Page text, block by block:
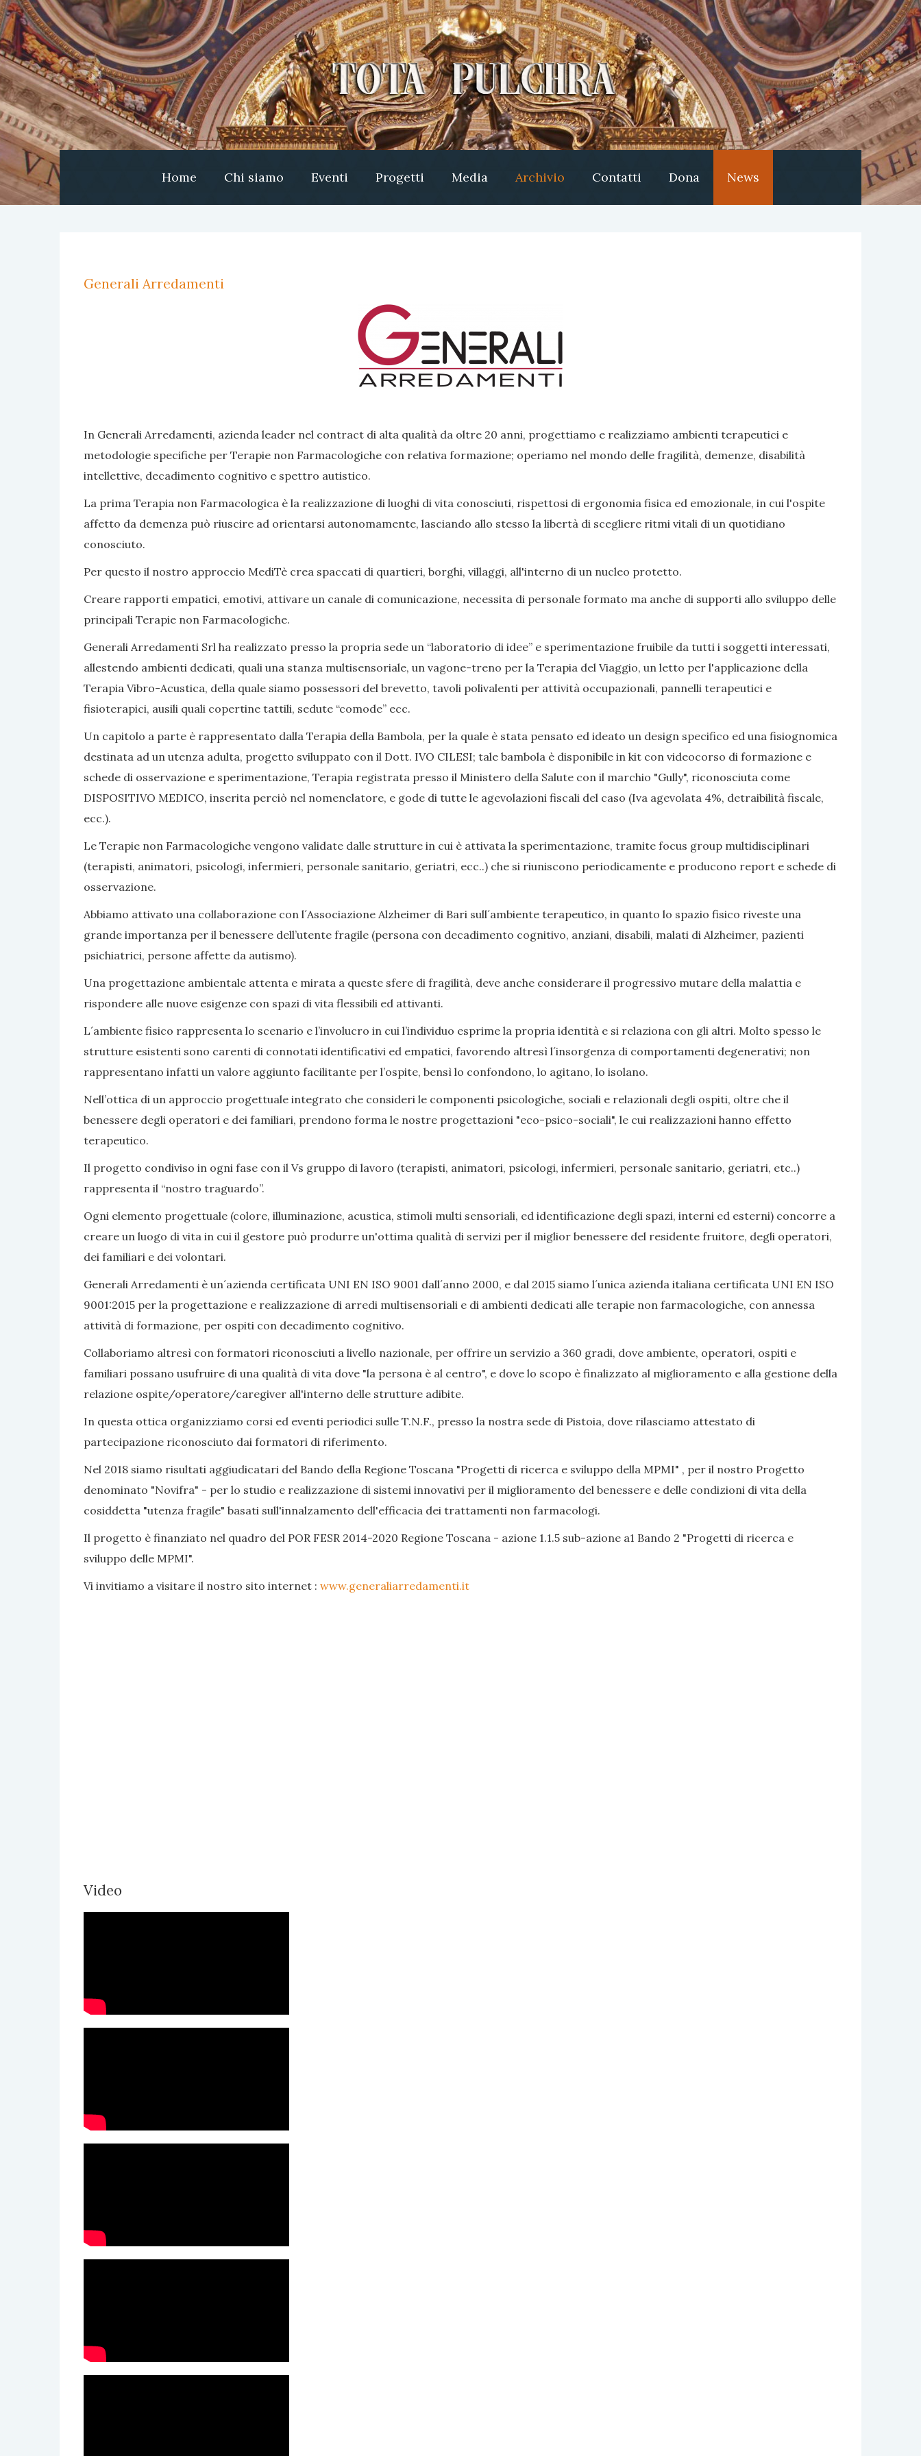
Home Chi siamo Eventi Progetti Media Archivio Contatti Dona News
Generali Arredamenti
In Generali Arredamenti, azienda leader nel contract di alta qualità da oltre 20 anni, progettiamo e realizziamo ambienti terapeutici e
metodologie specifiche per Terapie non Farmacologiche con relativa formazione; operiamo nel mondo delle fragilità, demenze, disabilità
intellettive, decadimento cognitivo e spettro autistico.
La prima Terapia non Farmacologica è la realizzazione di luoghi di vita conosciuti, rispettosi di ergonomia fisica ed emozionale, in cui l'ospite
affetto da demenza può riuscire ad orientarsi autonomamente, lasciando allo stesso la libertà di scegliere ritmi vitali di un quotidiano
conosciuto.
Per questo il nostro approccio MediTè crea spaccati di quartieri, borghi, villaggi, all'interno di un nucleo protetto.
Creare rapporti empatici, emotivi, attivare un canale di comunicazione, necessita di personale formato ma anche di supporti allo sviluppo delle
principali Terapie non Farmacologiche.
Generali Arredamenti Srl ha realizzato presso la propria sede un “laboratorio di idee” e sperimentazione fruibile da tutti i soggetti interessati,
allestendo ambienti dedicati, quali una stanza multisensoriale, un vagone-treno per la Terapia del Viaggio, un letto per l'applicazione della
Terapia Vibro-Acustica, della quale siamo possessori del brevetto, tavoli polivalenti per attività occupazionali, pannelli terapeutici e
fisioterapici, ausili quali copertine tattili, sedute “comode” ecc.
Un capitolo a parte è rappresentato dalla Terapia della Bambola, per la quale è stata pensato ed ideato un design specifico ed una fisiognomica
destinata ad un utenza adulta, progetto sviluppato con il Dott. IVO CILESI; tale bambola è disponibile in kit con videocorso di formazione e
schede di osservazione e sperimentazione, Terapia registrata presso il Ministero della Salute con il marchio "Gully", riconosciuta come
DISPOSITIVO MEDICO, inserita perciò nel nomenclatore, e gode di tutte le agevolazioni fiscali del caso (Iva agevolata 4%, detraibilità fiscale,
ecc.).
Le Terapie non Farmacologiche vengono validate dalle strutture in cui è attivata la sperimentazione, tramite focus group multidisciplinari
(terapisti, animatori, psicologi, infermieri, personale sanitario, geriatri, ecc..) che si riuniscono periodicamente e producono report e schede di
osservazione.
Abbiamo attivato una collaborazione con l´Associazione Alzheimer di Bari sull´ambiente terapeutico, in quanto lo spazio fisico riveste una
grande importanza per il benessere dell’utente fragile (persona con decadimento cognitivo, anziani, disabili, malati di Alzheimer, pazienti
psichiatrici, persone affette da autismo).
Una progettazione ambientale attenta e mirata a queste sfere di fragilità, deve anche considerare il progressivo mutare della malattia e
rispondere alle nuove esigenze con spazi di vita flessibili ed attivanti.
L´ambiente fisico rappresenta lo scenario e l’involucro in cui l’individuo esprime la propria identità e si relaziona con gli altri. Molto spesso le
strutture esistenti sono carenti di connotati identificativi ed empatici, favorendo altresì l´insorgenza di comportamenti degenerativi; non
rappresentano infatti un valore aggiunto facilitante per l’ospite, bensì lo confondono, lo agitano, lo isolano.
Nell’ottica di un approccio progettuale integrato che consideri le componenti psicologiche, sociali e relazionali degli ospiti, oltre che il
benessere degli operatori e dei familiari, prendono forma le nostre progettazioni "eco-psico-sociali", le cui realizzazioni hanno effetto
terapeutico.
Il progetto condiviso in ogni fase con il Vs gruppo di lavoro (terapisti, animatori, psicologi, infermieri, personale sanitario, geriatri, etc..)
rappresenta il “nostro traguardo”.
Ogni elemento progettuale (colore, illuminazione, acustica, stimoli multi sensoriali, ed identificazione degli spazi, interni ed esterni) concorre a
creare un luogo di vita in cui il gestore può produrre un'ottima qualità di servizi per il miglior benessere del residente fruitore, degli operatori,
dei familiari e dei volontari.
Generali Arredamenti è un´azienda certificata UNI EN ISO 9001 dall´anno 2000, e dal 2015 siamo l´unica azienda italiana certificata UNI EN ISO
9001:2015 per la progettazione e realizzazione di arredi multisensoriali e di ambienti dedicati alle terapie non farmacologiche, con annessa
attività di formazione, per ospiti con decadimento cognitivo.
Collaboriamo altresì con formatori riconosciuti a livello nazionale, per offrire un servizio a 360 gradi, dove ambiente, operatori, ospiti e
familiari possano usufruire di una qualità di vita dove "la persona è al centro", e dove lo scopo è finalizzato al miglioramento e alla gestione della
relazione ospite/operatore/caregiver all'interno delle strutture adibite.
In questa ottica organizziamo corsi ed eventi periodici sulle T.N.F., presso la nostra sede di Pistoia, dove rilasciamo attestato di
partecipazione riconosciuto dai formatori di riferimento.
Nel 2018 siamo risultati aggiudicatari del Bando della Regione Toscana "Progetti di ricerca e sviluppo della MPMI" , per il nostro Progetto
denominato "Novifra" - per lo studio e realizzazione di sistemi innovativi per il miglioramento del benessere e delle condizioni di vita della
cosiddetta "utenza fragile" basati sull'innalzamento dell'efficacia dei trattamenti non farmacologi.
Il progetto è finanziato nel quadro del POR FESR 2014-2020 Regione Toscana - azione 1.1.5 sub-azione a1 Bando 2 "Progetti di ricerca e
sviluppo delle MPMI".
Vi invitiamo a visitare il nostro sito internet : www.generaliarredamenti.it
Video